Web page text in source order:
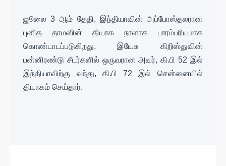
ஜூலை 3 ஆம் தேதி, இந்தியாவின் அப்போஸ்தலரான
புனித தாமஸின் தியாக நாளாக பாரம்பரியமாக
கொண்டாடப்படுகிறது. இயேசு கிறிஸ்துவின்
பன்னிரண்டு சீடர்களில் ஒருவரான அவர், கி.பி 52 இல்
இந்தியாவிற்கு வந்து, கி.பி 72 இல் சென்னையில்
தியாகம் செய்தார்.